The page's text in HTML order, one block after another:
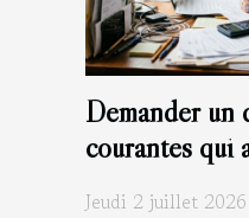
Demander un
courantes qui
Jeudi 2 juillet